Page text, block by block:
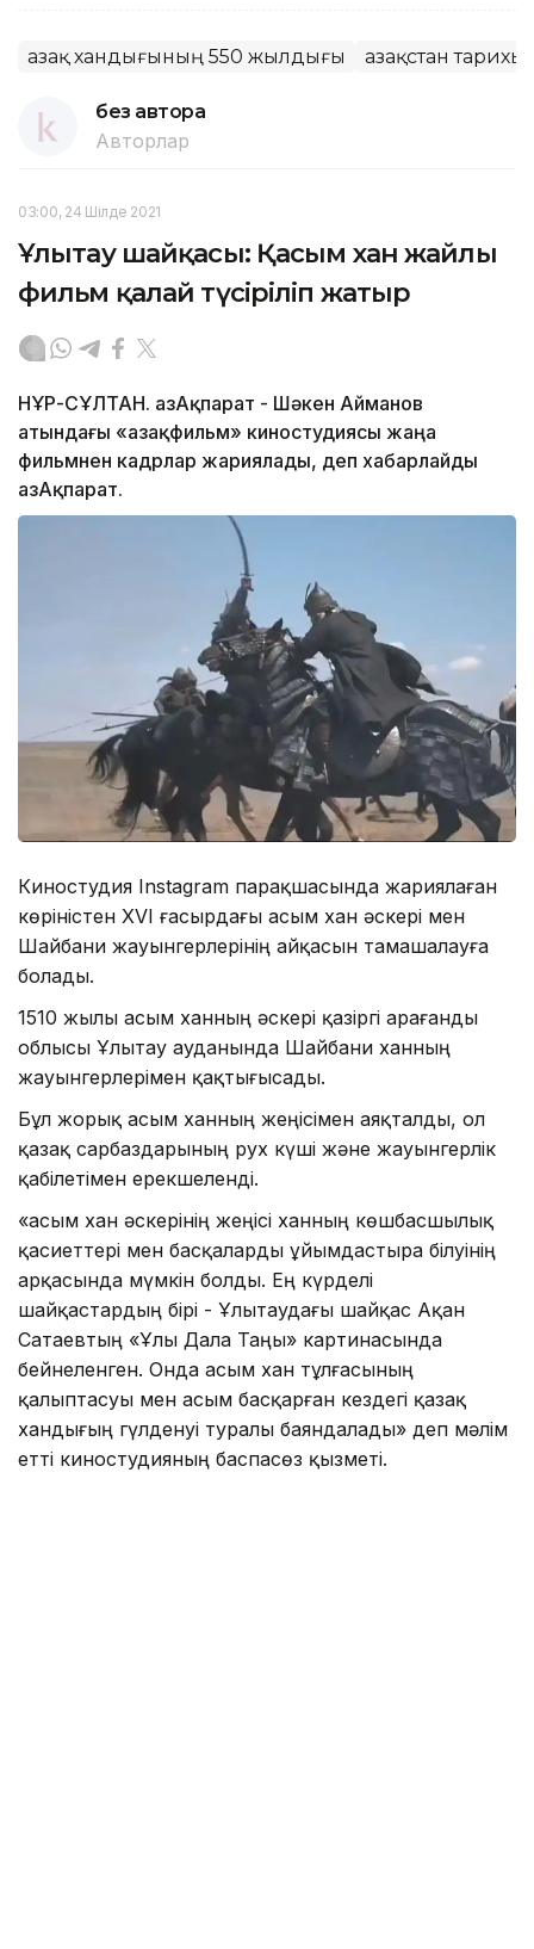
Қазақ хандығының 550 жылдығы Қазақстан тарихы
без автора
Авторлар
03:00, 24 Шілде 2021
Ұлытау шайқасы: Қасым хан жайлы
фильм қалай түсіріліп жатыр
НҰР-СҰЛТАН. ҚазАқпарат - Шәкен Айманов
атындағы «Қазақфильм» киностудиясы жаңа
фильмнен кадрлар жариялады, деп хабарлайды
ҚазАқпарат.
Киностудия Instagram парақшасында жариялаған
көріністен XVI ғасырдағы Қасым хан әскері мен
Шайбани жауынгерлерінің айқасын тамашалауға
болады.
1510 жылы Қасым ханның әскері қазіргі Қарағанды
облысы Ұлытау ауданында Шайбани ханның
жауынгерлерімен қақтығысады.
Бұл жорық Қасым ханның жеңісімен аяқталды, ол
қазақ сарбаздарының рух күші және жауынгерлік
қабілетімен ерекшеленді.
«Қасым хан әскерінің жеңісі ханның көшбасшылық
қасиеттері мен басқаларды ұйымдастыра білуінің
арқасында мүмкін болды. Ең күрделі
шайқастардың бірі - Ұлытаудағы шайқас Ақан
Сатаевтың «Ұлы Дала Таңы» картинасында
бейнеленген. Онда Қасым хан тұлғасының
қалыптасуы мен Қасым басқарған кездегі қазақ
хандығың гүлденуі туралы баяндалады» деп мәлім
етті киностудияның баспасөз қызметі.